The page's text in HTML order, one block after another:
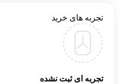
تجربه های خرید
تجربه ای ثبت نشده